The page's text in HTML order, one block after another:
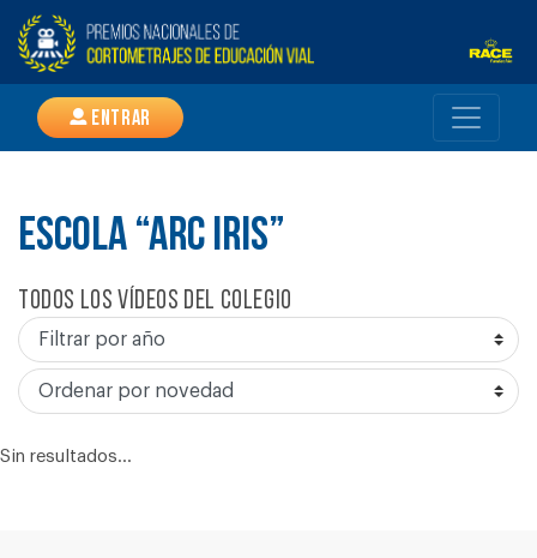
Entrar
ESCOLA “ARC IRIS”
Todos los vídeos del colegio
Sin resultados...